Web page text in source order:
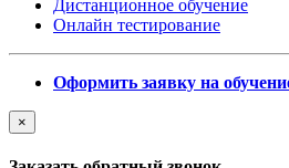
Дистанционное обучение
Онлайн тестирование
Оформить заявку на
×